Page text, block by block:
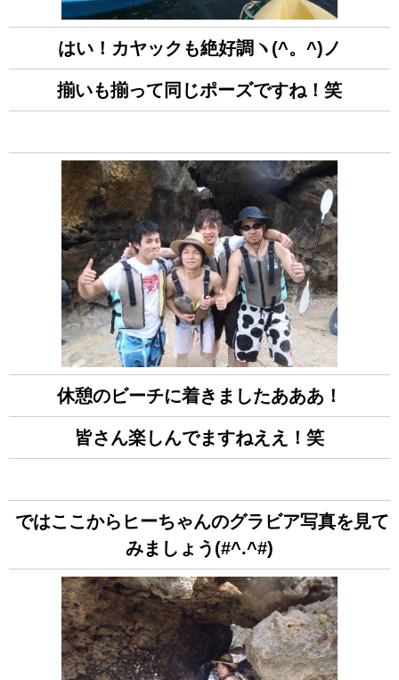
はい！カヤックも絶好調ヽ(^。^)ノ
揃いも揃って同じポーズですね！笑
休憩のビーチに着きましたあああ！
皆さん楽しんでますねええ！笑
ではここからヒーちゃんのグラビア写真を見て
みましょう(#^.^#)